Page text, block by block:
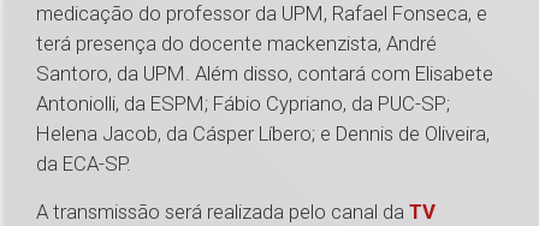
medicação do professor da UPM, Rafael Fonseca, e
terá presença do docente mackenzista, André
Santoro, da UPM. Além disso, contará com Elisabete
Antoniolli, da ESPM; Fábio Cypriano, da PUC-SP;
Helena Jacob, da Cásper Líbero; e Dennis de Oliveira,
da ECA-SP.
A transmissão será realizada pelo canal da TV